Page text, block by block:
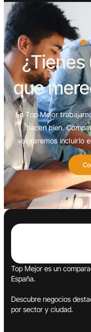
¿Tienes
que
En Top Mejor
hacen bien.
valoraremos incluirlo
Top Mejor es un
España.
Descubre negocios
por sector y ciudad.